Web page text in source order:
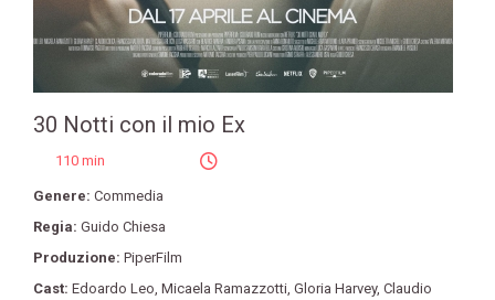
30 Notti con il mio Ex
110 min
Genere: Commedia
Regia: Guido Chiesa
Produzione: PiperFilm
Cast: Edoardo Leo, Micaela Ramazzotti, Gloria Harvey, Claudio